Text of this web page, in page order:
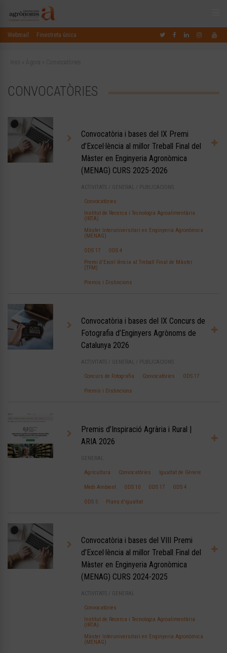
Webmail Finestreta única
Inici Àgora Convocatòries
CONVOCATÒRIES
Convocatòria i bases del IX Premi
d’Excel·lència al millor Treball Final del
Màster en Enginyeria Agronòmica
(MENAG) CURS 2025-2026
ACTIVITATS GENERAL PUBLICACIONS
Convocatòries
Institut de Recerca i Tecnologia Agroalimentària
(IRTA)
Màster Interuniversitari en Enginyeria Agronòmica
(MENAG)
ODS 17
ODS 4
Premi d'Excel·lència al Treball Final de Màster
(TFM)
Premis i Distincions
Convocatòria i bases del IX Concurs de
Fotografia d’Enginyers Agrònoms de
Catalunya 2026
ACTIVITATS GENERAL PUBLICACIONS
Concurs de Fotografia Convocatòries ODS 17
Premis i Distincions
Premis d’Inspiració Agrària i Rural |
ARIA 2026
GENERAL
Agricultura Convocatòries Igualtat de Gènere
Medi Ambient ODS 10 ODS 17 ODS 4
ODS 5 Plans d'igualtat
Convocatòria i bases del VIII Premi
d’Excel·lència al millor Treball Final del
Màster en Enginyeria Agronòmica
(MENAG) CURS 2024-2025
ACTIVITATS GENERAL
Convocatòries
Institut de Recerca i Tecnologia Agroalimentària
(IRTA)
Màster Interuniversitari en Enginyeria Agronòmica
(MENAG)